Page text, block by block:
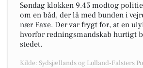
Søndag klokken 9.45 modtog
om en båd, der lå med bunden i
nær Faxe. Der var frygt for, at en
hvorfor redningsmandskab hurtigt
stedet.
Kilde: Sydsjællands og Lolland-Falsters